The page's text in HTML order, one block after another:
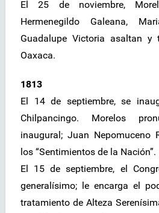
El 25 de noviembre,
Hermenegildo Galeana,
Guadalupe Victoria asaltan
Oaxaca.
1813
El 14 de septiembre, se
Chilpancingo. Morelos
inaugural; Juan Nepomuceno
los “Sentimientos de la Nación”.
El 15 de septiembre, el
generalísimo; le encarga el
tratamiento de Alteza